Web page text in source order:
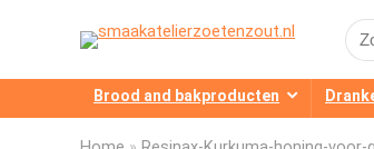
for:
Brood and bakproducten